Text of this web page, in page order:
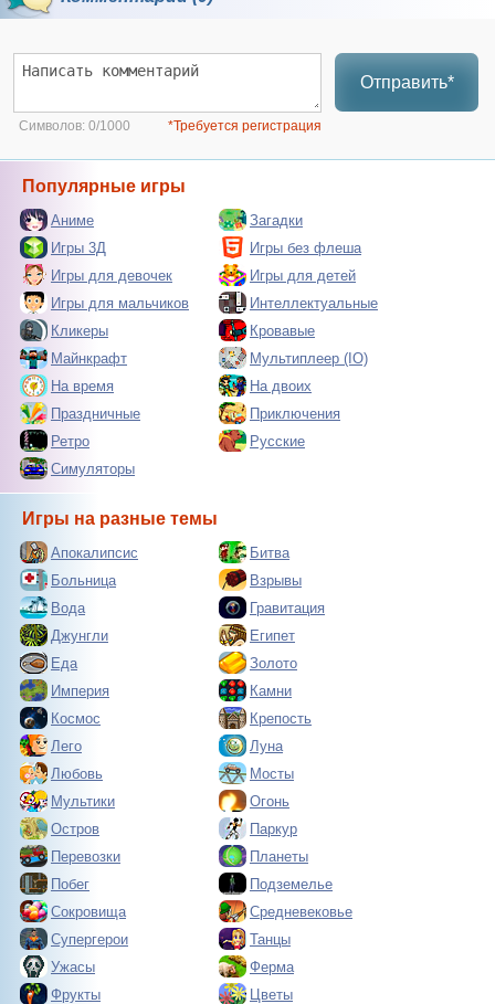
Отправить*
Символов: 0/1000 *Требуется регистрация
Популярные игры
Аниме
Загадки
Игры 3Д
Игры без флеша
Игры для девочек
Игры для детей
Игры для мальчиков
Интеллектуальные
Кликеры
Кровавые
Майнкрафт
Мультиплеер (IO)
На время
На двоих
Праздничные
Приключения
Ретро
Русские
Симуляторы
Игры на разные темы
Апокалипсис
Битва
Больница
Взрывы
Вода
Гравитация
Джунгли
Египет
Еда
Золото
Империя
Камни
Космос
Крепость
Лего
Луна
Любовь
Мосты
Мультики
Огонь
Остров
Паркур
Перевозки
Планеты
Побег
Подземелье
Сокровища
Средневековье
Супергерои
Танцы
Ужасы
Ферма
Фрукты
Цветы